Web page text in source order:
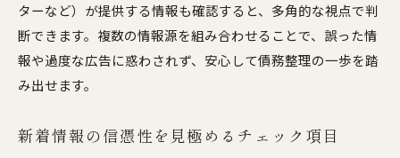
ターなど）が提供する情報も確認すると、多角的な視点で判
断できます。複数の情報源を組み合わせることで、誤った情
報や過度な広告に惑わされず、安心して債務整理の一歩を踏
み出せます。
新着情報の信憑性を見極めるチェック項目